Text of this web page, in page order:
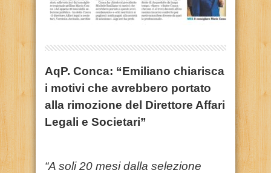
AqP. Conca: “Emiliano chiarisca
i motivi che avrebbero portato
alla rimozione del Direttore Affari
Legali e Societari”
“A soli 20 mesi dalla selezione